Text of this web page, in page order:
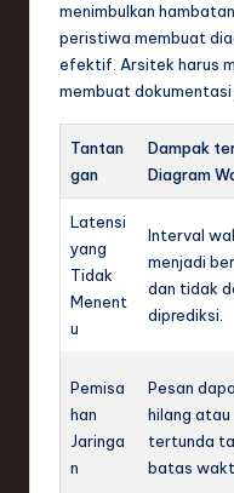
menimbulkan
peristiwa membuat
efektif. Arsitek harus
membuat
Tantan
gan
Dampak
Diagram
Latensi
yang
Tidak
Menent
u
Interval
menjadi
dan tidak
diprediksi.
Pemisa
han
Jaringa
n
Pesan
hilang atau
tertunda
batas